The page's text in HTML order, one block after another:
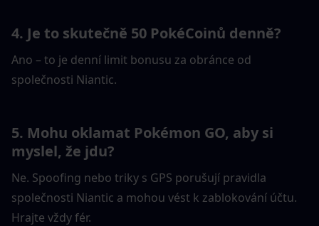
4. Je to skutečně 50 PokéCoinů denně?
Ano – to je denní limit bonusu za obránce od
společnosti Niantic.
5. Mohu oklamat Pokémon GO, aby si
myslel, že jdu?
Ne. Spoofing nebo triky s GPS porušují pravidla
společnosti Niantic a mohou vést k zablokování účtu.
Hrajte vždy fér.